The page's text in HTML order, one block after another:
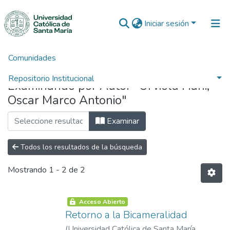
Iniciar sesión
Comunidades
Repositorio Institucional
Inicio Buscar por autor
Examinando por Autor "Urviola Hani,
Oscar Marco Antonio"
Examinar
Todos los resultados de la búsqueda
Mostrando 1 - 2 de 2
Acceso Abierto
Retorno a la Bicameralidad